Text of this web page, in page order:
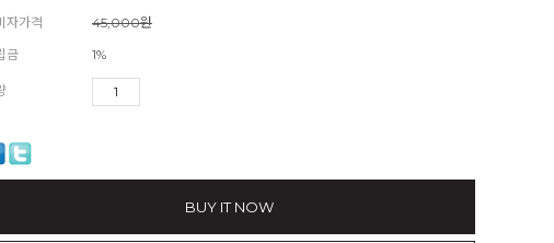
자가격
45,000원
금
1%
BUY IT NOW